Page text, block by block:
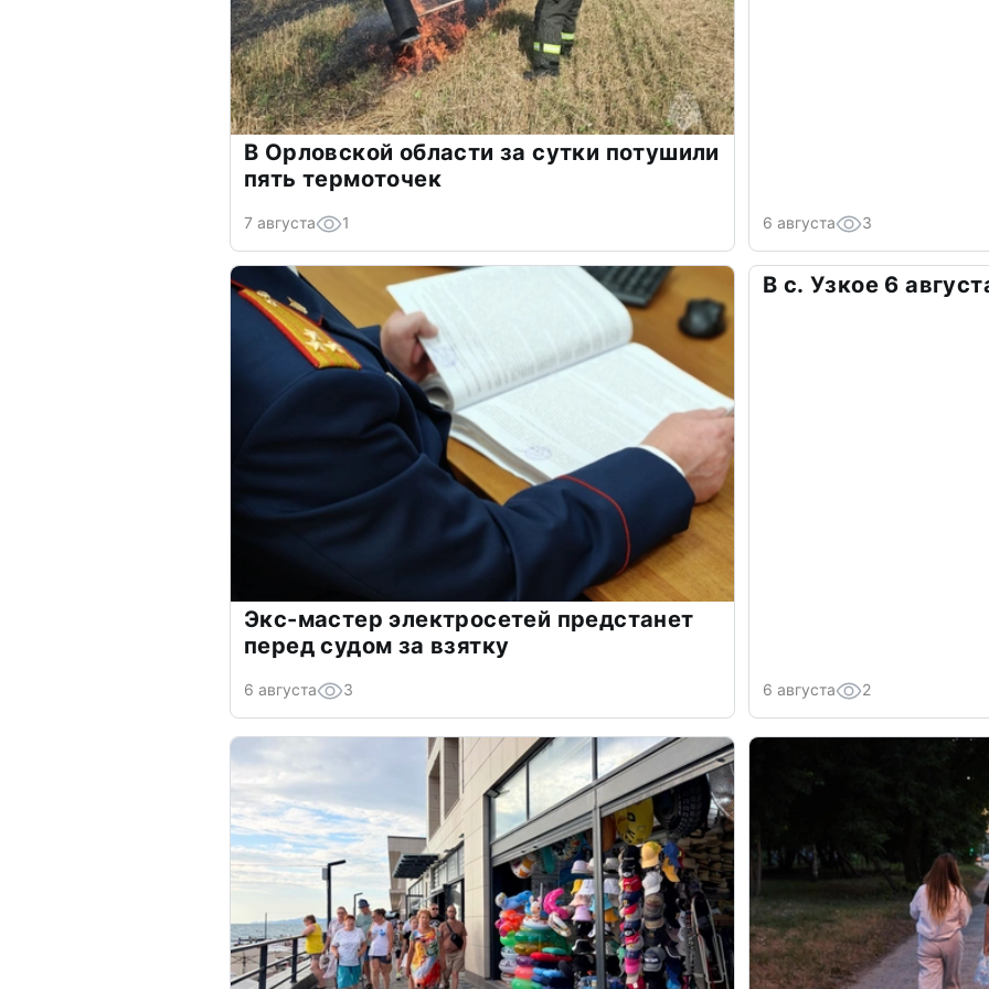
В Орловской области за сутки потушили
пять термоточек
7 августа 1 6 августа 3
Экс-мастер электросетей предстанет
перед судом за взятку
6 августа 3
В с. Узкое 6
6 августа 2